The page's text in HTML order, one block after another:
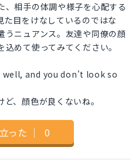
、相手の体調や様子を心配する
た目をけなしているのではな
うニュアンス。友達や同僚の顔
めて使ってみてください。
and you don't look so
、顔色が良くないね。
った ｜ 0